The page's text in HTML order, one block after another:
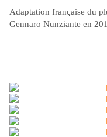
Adaptation française du
Gennaro Nunziante en